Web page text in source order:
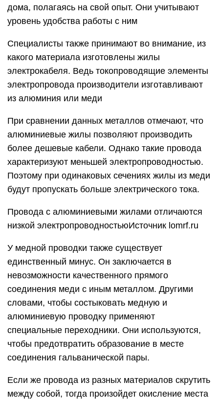
дома, полагаясь на свой опыт. Они учитывают
уровень удобства работы с ним
Специалисты также принимают во внимание, из
какого материала изготовлены жилы
электрокабеля. Ведь токопроводящие элементы
электропровода производители изготавливают
из алюминия или меди
При сравнении данных металлов отмечают, что
алюминиевые жилы позволяют производить
более дешевые кабели. Однако такие провода
характеризуют меньшей электропроводностью.
Поэтому при одинаковых сечениях жилы из меди
будут пропускать больше электрического тока.
Провода с алюминиевыми жилами отличаются
низкой электропроводностьюИсточник lomrf.ru
У медной проводки также существует
единственный минус. Он заключается в
невозможности качественного прямого
соединения меди с иным металлом. Другими
словами, чтобы состыковать медную и
алюминиевую проводку применяют
специальные переходники. Они используются,
чтобы предотвратить образование в месте
соединения гальванической пары.
Если же провода из разных материалов скрутить
между собой, тогда произойдет окисление места